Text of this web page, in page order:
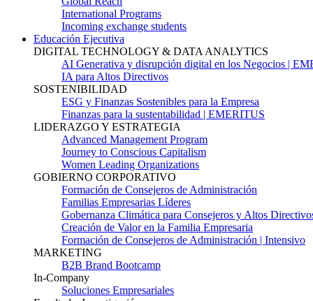
International Programs
Incoming exchange students
Educación Ejecutiva
DIGITAL TECHNOLOGY & DATA ANALYTICS
AI Generativa y disrupción digital en los Negocios |
IA para Altos Directivos
SOSTENIBILIDAD
ESG y Finanzas Sostenibles para la Empresa
Finanzas para la sustentabilidad | EMERITUS
LIDERAZGO Y ESTRATEGIA
Advanced Management Program
Journey to Conscious Capitalism
Women Leading Organizations
GOBIERNO CORPORATIVO
Formación de Consejeros de Administración
Familias Empresarias Líderes
Gobernanza Climática para Consejeros y Altos
Creación de Valor en la Familia Empresaria
Formación de Consejeros de Administración | Intensivo
MARKETING
B2B Brand Bootcamp
In-Company
Soluciones Empresariales